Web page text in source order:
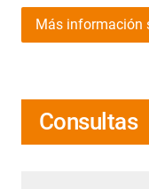
Más información
Consultas